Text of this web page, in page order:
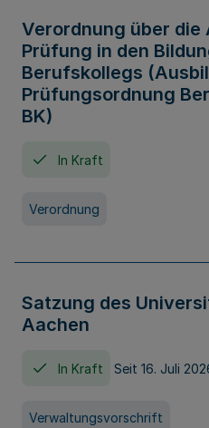
Verordnung über die
Prüfung in den
Berufskollegs
Prüfungsordnung
BK)
In Kraft
Verordnung
Satzung des
Aachen
In Kraft Seit 16. Juli
Verwaltungsvorschrift